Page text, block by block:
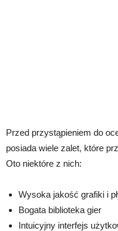
Przed przystąpieniem do
posiada wiele zalet, które
Oto niektóre z nich:
Wysoka jakość grafiki i
Bogata biblioteka gier
Intuicyjny interfejs